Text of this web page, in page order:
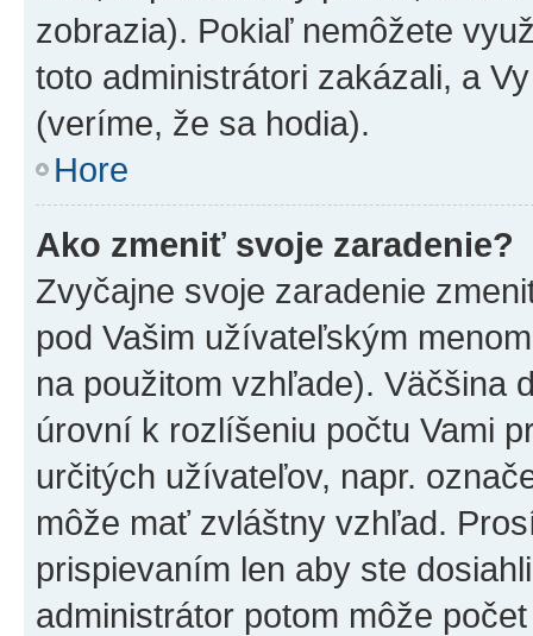
zobrazia). Pokiaľ nemôžete
toto administrátori zakázali, a
(veríme, že sa hodia).
Hore
Ako zmeniť svoje zaradenie?
Zvyčajne svoje zaradenie
pod Vašim užívateľským
na použitom vzhľade). Väčšina
úrovní k rozlíšeniu počtu Vami
určitých užívateľov, napr.
môže mať zvláštny vzhľad.
prispievaním len aby ste
administrátor potom môže